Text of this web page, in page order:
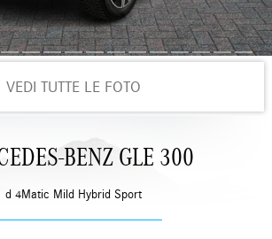
VEDI TUTTE LE FOTO
BENZ GLE 300
d 4Matic Mild Hybrid Sport